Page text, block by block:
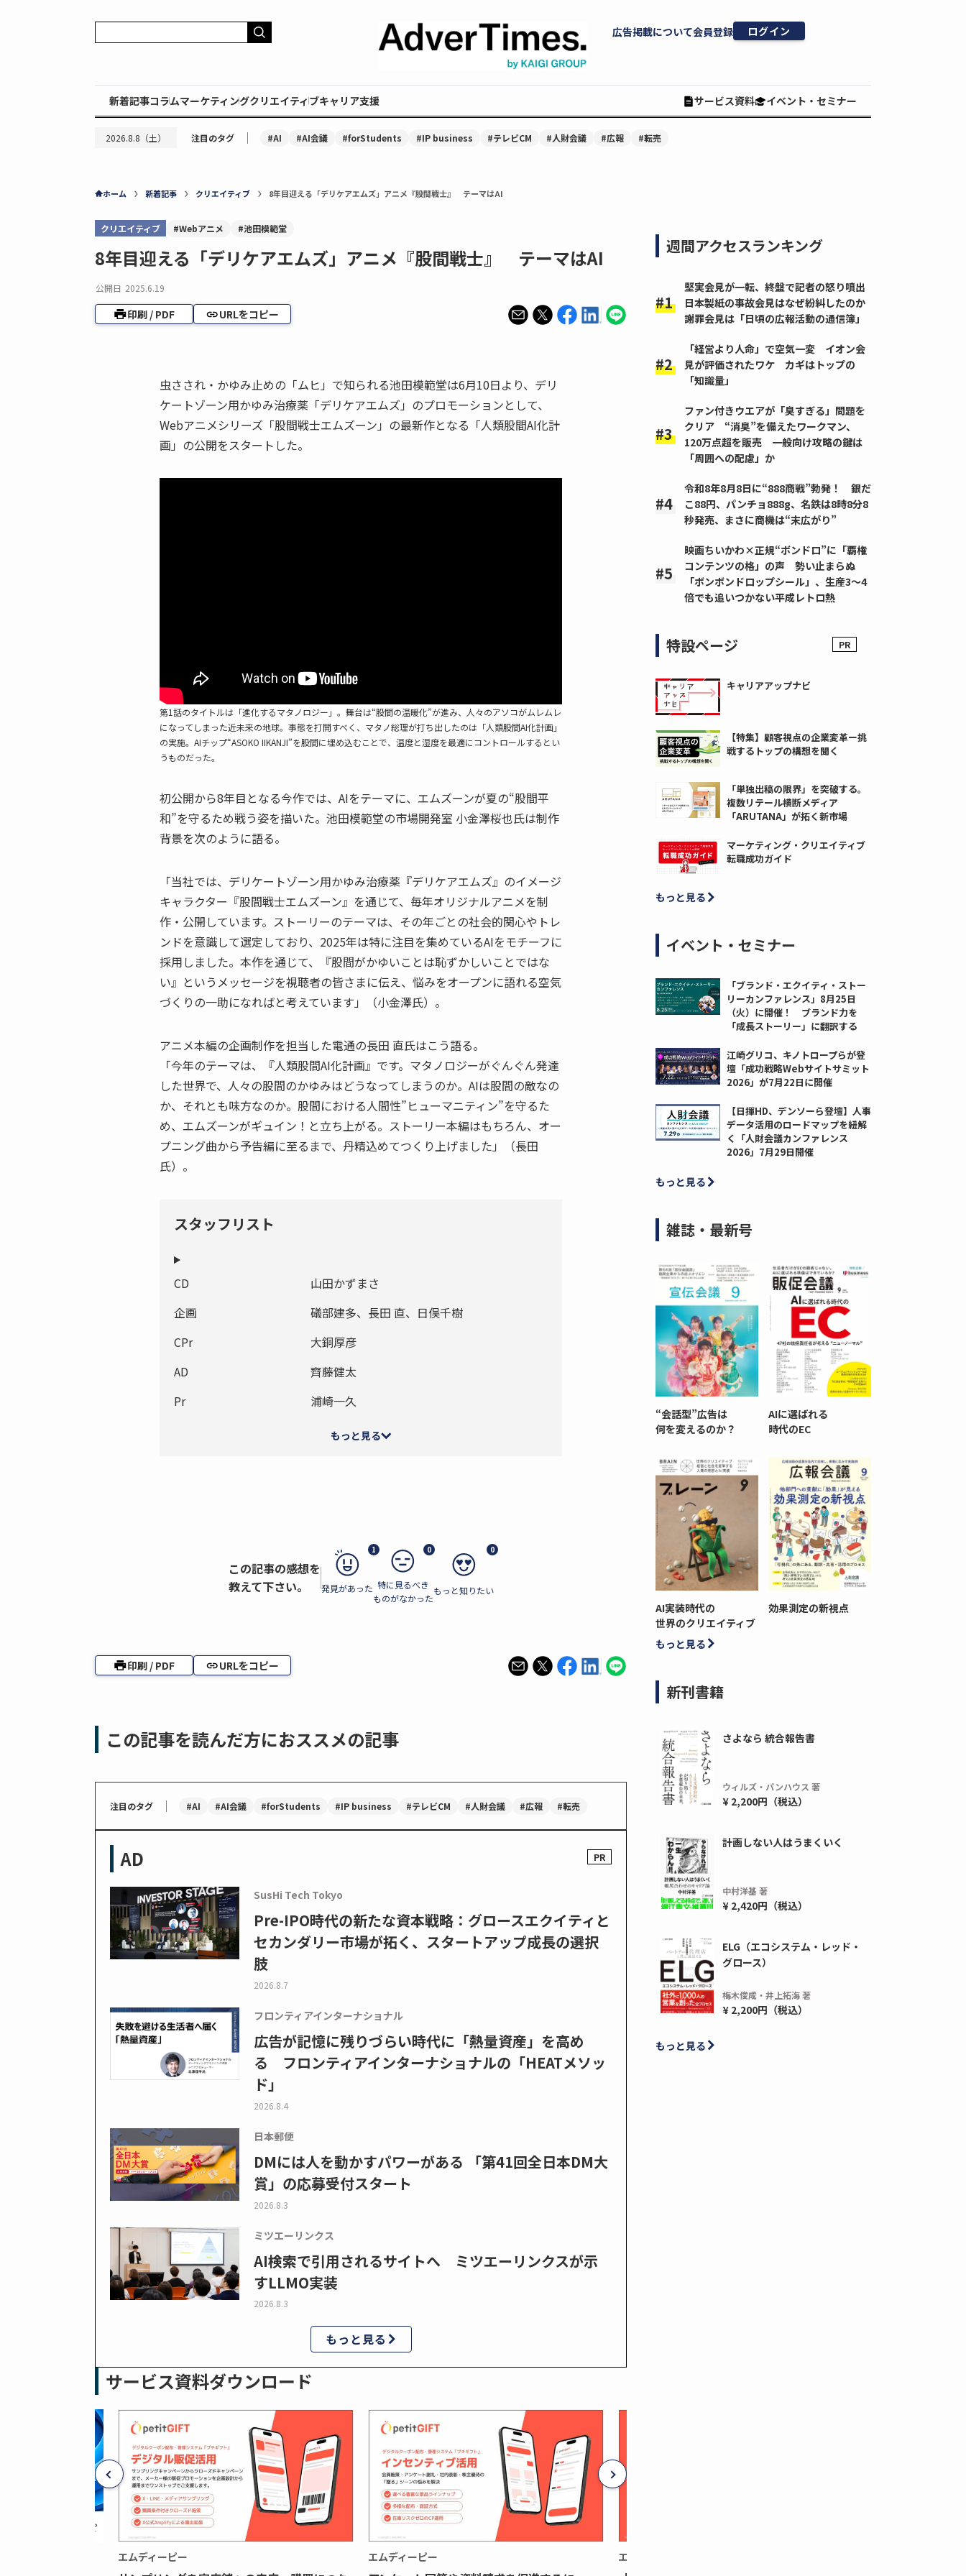
広告掲載について会員登録 ログイン
新着記事コラムマーケティングクリエイティブキャリア支援 サービス資料 イベント・セミナー
2026.8.8（土） 注目のタグ ｜ #AI #AI会議 #forStudents #IP business #テレビCM #人財会議 #広報 #転売
ホーム 新着記事 クリエイティブ 8年目迎える「デリケアエムズ」アニメ『股間戦士』 テーマはAI
クリエイティブ #Webアニメ #池田模範堂
8年目迎える「デリケアエムズ」アニメ『股間戦士』 テーマはAI
公開日 2025.6.19
印刷 / PDF URLをコピー
虫さされ・かゆみ止めの「ムヒ」で知られる池田模範堂は6月10日より、デリ
ケートゾーン用かゆみ治療薬「デリケアエムズ」のプロモーションとして、
Webアニメシリーズ「股間戦士エムズーン」の最新作となる「人類股間AI化計
画」の公開をスタートした。
第1話のタイトルは「進化するマタノロジー」。舞台は“股間の温暖化”が進み、人々のアソコがムレムレ
になってしまった近未来の地球。事態を打開すべく、マタノ総理が打ち出したのは「人類股間AI化計画」
の実施。AIチップ“ASOKO IIKANJI”を股間に埋め込むことで、温度と湿度を最適にコントロールするとい
うものだった。
初公開から8年目となる今作では、AIをテーマに、エムズーンが夏の“股間平
和”を守るため戦う姿を描いた。池田模範堂の市場開発室 小金澤桜也氏は制作
背景を次のように語る。
「当社では、デリケートゾーン用かゆみ治療薬『デリケアエムズ』のイメージ
キャラクター『股間戦士エムズーン』を通じて、毎年オリジナルアニメを制
作・公開しています。ストーリーのテーマは、その年ごとの社会的関心やトレ
ンドを意識して選定しており、2025年は特に注目を集めているAIをモチーフに
採用しました。本作を通じて、『股間がかゆいことは恥ずかしいことではな
い』というメッセージを視聴者の皆さまに伝え、悩みをオープンに語れる空気
づくりの一助になればと考えています」（小金澤氏）。
アニメ本編の企画制作を担当した電通の長田 直氏はこう語る。
「今年のテーマは、『人類股間AI化計画』です。マタノロジーがぐんぐん発達
した世界で、人々の股間のかゆみはどうなってしまうのか。AIは股間の敵なの
か、それとも味方なのか。股間における人間性”ヒューマニティン”を守るた
め、エムズーンがギュイン！と立ち上がる。ストーリー本編はもちろん、オー
プニング曲から予告編に至るまで、丹精込めてつくり上げました」（長田
氏）。
スタッフリスト
CD
山田かずまさ
企画
礒部建多、長田 直、日俣千樹
CPr
大銅厚彦
AD
齊藤健太
Pr
浦崎一久
もっと見る
この記事の感想を
教えて下さい。
1
発見があった
0
特に見るべき
ものがなかった
0
もっと知りたい
印刷 / PDF URLをコピー
この記事を読んだ方におススメの記事
注目のタグ ｜ #AI #AI会議 #forStudents #IP business #テレビCM #人財会議 #広報 #転売
AD
SusHi Tech Tokyo
Pre-IPO時代の新たな資本戦略：グロースエクイティと
セカンダリー市場が拓く、スタートアップ成長の選択
肢
2026.8.7
フロンティアインターナショナル
広告が記憶に残りづらい時代に「熱量資産」を高め
る フロンティアインターナショナルの「HEATメソッ
ド」
2026.8.4
日本郵便
DMには人を動かすパワーがある 「第41回全日本DM大
賞」の応募受付スタート
2026.8.3
ミツエーリンクス
AI検索で引用されるサイトへ ミツエーリンクスが示
すLLMO実装
2026.8.3
もっと見る
サービス資料ダウンロード
エムディーピー エムディーピー エムディーピー
週間アクセスランキング
堅実会見が一転、終盤で記者の怒り噴出
日本製紙の事故会見はなぜ紛糾したのか
謝罪会見は「日頃の広報活動の通信簿」
「経営より人命」で空気一変 イオン会
見が評価されたワケ カギはトップの
「知識量」
ファン付きウエアが「臭すぎる」問題を
クリア “消臭”を備えたワークマン、
120万点超を販売 一般向け攻略の鍵は
「周囲への配慮」か
令和8年8月8日に“888商戦”勃発！ 銀だ
こ88円、パンチョ888g、名鉄は8時8分8
秒発売、まさに商機は“末広がり”
映画ちいかわ×正規“ボンドロ”に「覇権
コンテンツの格」の声 勢い止まらぬ
「ボンボンドロップシール」、生産3～4
倍でも追いつかない平成レトロ熱
特設ページ
キャリアアップナビ
【特集】顧客視点の企業変革ー挑
戦するトップの構想を聞く
「単独出稿の限界」を突破する。
複数リテール横断メディア
「ARUTANA」が拓く新市場
マーケティング・クリエイティブ
転職成功ガイド
もっと見る
イベント・セミナー
「ブランド・エクイティ・ストー
リーカンファレンス」8月25日
（火）に開催！ ブランド力を
「成長ストーリー」に翻訳する
江崎グリコ、キノトロープらが登
壇「成功戦略Webサイトサミット
2026」が7月22日に開催
【日揮HD、デンソーら登壇】人事
データ活用のロードマップを紐解
く「人財会議カンファレンス
2026」7月29日開催
もっと見る
雑誌・最新号
“会話型”広告は
何を変えるのか？
AIに選ばれる
時代のEC
AI実装時代の
世界のクリエイティブ
効果測定の新視点
もっと見る
新刊書籍
さよなら 統合報告書
ウィルズ・パンハウス 著
¥ 2,200円（税込）
計画しない人はうまくいく
中村洋基 著
¥ 2,420円（税込）
ELG（エコシステム・レッド・
グロース）
梅木俊成・井上拓海 著
¥ 2,200円（税込）
もっと見る